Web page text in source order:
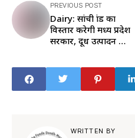
PREVIOUS POST
Dairy: सांची ब्रांड का
विस्तार करेगी मध्य प्रदेश
सरकार, दूध उत्पादन और
WRITTEN BY